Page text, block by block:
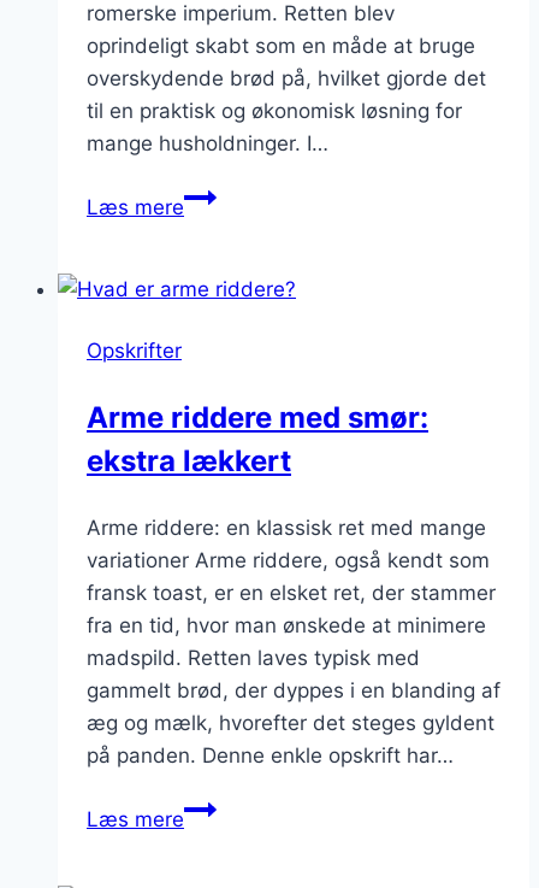
romerske imperium. Retten blev
oprindeligt skabt som en måde at bruge
overskydende brød på, hvilket gjorde det
til en praktisk og økonomisk løsning for
mange husholdninger. I…
Læs mereArme
sirup:
topping
Opskrifter
Arme riddere med smør:
ekstra lækkert
Arme riddere: en klassisk ret med mange
variationer Arme riddere, også kendt som
fransk toast, er en elsket ret, der stammer
fra en tid, hvor man ønskede at minimere
madspild. Retten laves typisk med
gammelt brød, der dyppes i en blanding af
æg og mælk, hvorefter det steges gyldent
på panden. Denne enkle opskrift har…
Læs mereArme